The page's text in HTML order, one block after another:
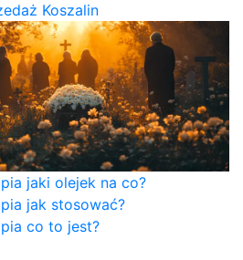
Koszalin
jaki olejek na co?
jak stosować?
co to jest?